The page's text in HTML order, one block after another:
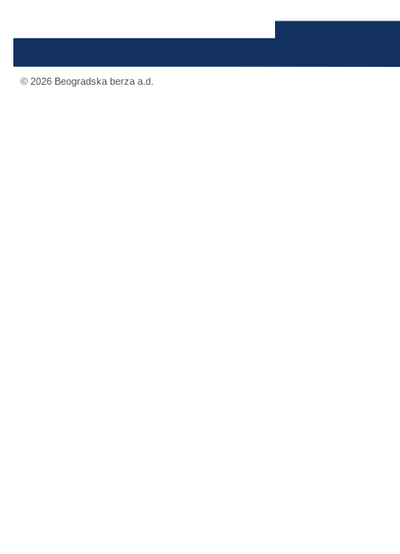
© 2026 Beogradska berza a.d.